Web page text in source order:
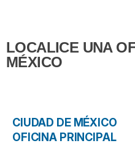
LOCALICE UNA
MÉXICO
CIUDAD DE MÉXICO
OFICINA PRINCIPAL